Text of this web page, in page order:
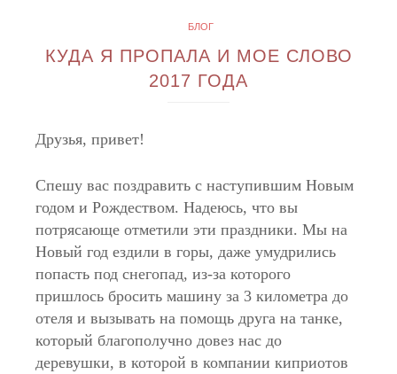
БЛОГ
КУДА Я ПРОПАЛА И МОЕ СЛОВО
2017 ГОДА
Друзья, привет!
Спешу вас поздравить с наступившим Новым
годом и Рождеством. Надеюсь, что вы
потрясающе отметили эти праздники. Мы на
Новый год ездили в горы, даже умудрились
попасть под снегопад, из-за которого
пришлось бросить машину за 3 километра до
отеля и вызывать на помощь друга на танке,
который благополучно довез нас до
деревушки, в которой в компании киприотов